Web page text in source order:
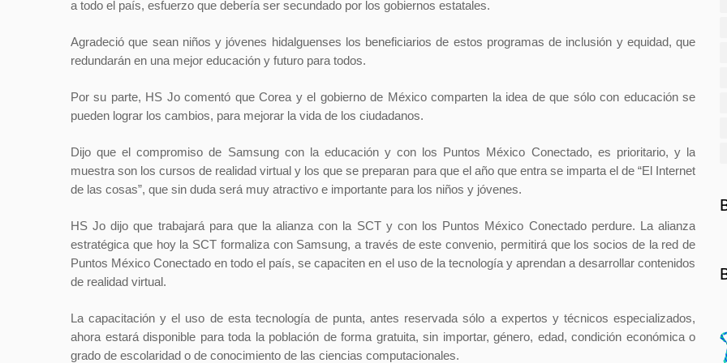
a todo el país, esfuerzo que debería ser secundado por los gobiernos estatales.
Agradeció que sean niños y jóvenes hidalguenses los beneficiarios de estos programas de inclusión y equidad, que
redundarán en una mejor educación y futuro para todos.
Por su parte, HS Jo comentó que Corea y el gobierno de México comparten la idea de que sólo con educación se
pueden lograr los cambios, para mejorar la vida de los ciudadanos.
Dijo que el compromiso de Samsung con la educación y con los Puntos México Conectado, es prioritario, y la
muestra son los cursos de realidad virtual y los que se preparan para que el año que entra se imparta el de “El Internet
de las cosas”, que sin duda será muy atractivo e importante para los niños y jóvenes.
HS Jo dijo que trabajará para que la alianza con la SCT y con los Puntos México Conectado perdure. La alianza
estratégica que hoy la SCT formaliza con Samsung, a través de este convenio, permitirá que los socios de la red de
Puntos México Conectado en todo el país, se capaciten en el uso de la tecnología y aprendan a desarrollar contenidos
de realidad virtual.
La capacitación y el uso de esta tecnología de punta, antes reservada sólo a expertos y técnicos especializados,
ahora estará disponible para toda la población de forma gratuita, sin importar, género, edad, condición económica o
grado de escolaridad o de conocimiento de las ciencias computacionales.